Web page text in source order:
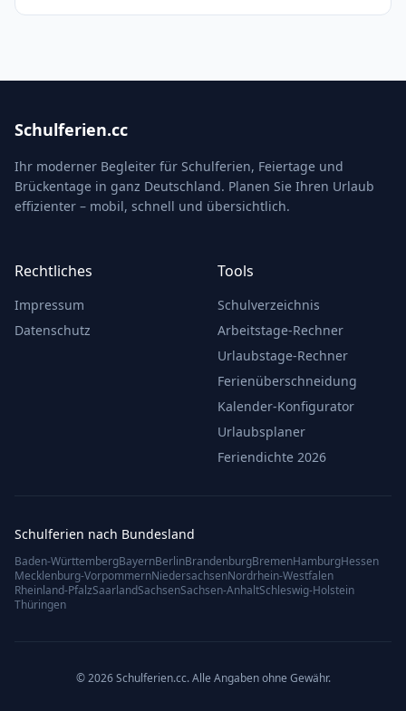
Schulferien.cc
Ihr moderner Begleiter für Schulferien, Feiertage und
Brückentage in ganz Deutschland. Planen Sie Ihren Urlaub
effizienter – mobil, schnell und übersichtlich.
Rechtliches
Impressum
Datenschutz
Tools
Schulverzeichnis
Arbeitstage-Rechner
Urlaubstage-Rechner
Ferienüberschneidung
Kalender-Konfigurator
Urlaubsplaner
Feriendichte 2026
Schulferien nach Bundesland
Baden-WürttembergBayernBerlinBrandenburgBremenHamburgHessen
Mecklenburg-VorpommernNiedersachsenNordrhein-Westfalen
Rheinland-PfalzSaarlandSachsenSachsen-AnhaltSchleswig-Holstein
Thüringen
© 2026 Schulferien.cc. Alle Angaben ohne Gewähr.